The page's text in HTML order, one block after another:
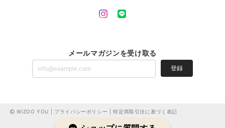
メールマガジンを受け取る
登録
WiZOO YOU | プライバシーポリシー |特定商取引法に基づく表記